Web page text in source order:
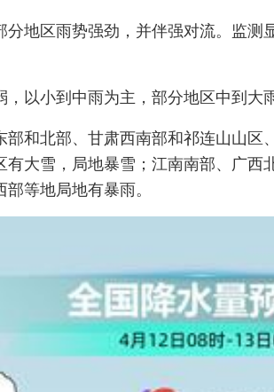
地区雨势强劲，并伴强对流。监
以小到中雨为主，部分地区中到大
和北部、甘肃西南部和祁连山山
大雪，局地暴雪；江南南部、广
等地局地有暴雨。